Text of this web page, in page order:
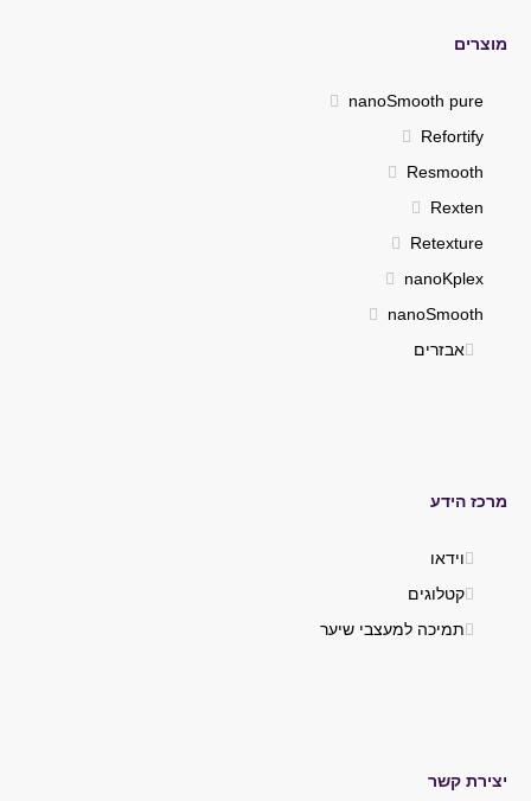
מוצרים
nanoSmooth pure
Refortify
Resmooth
Rexten
Retexture
nanoKplex
nanoSmooth
אבזרים
מרכז הידע
וידאו
קטלוגים
תמיכה למעצבי שיער
יצירת קשר